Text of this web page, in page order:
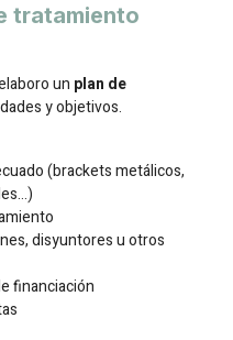
tratamiento
un plan de
y objetivos.
(brackets metálicos,
disyuntores u otros
financiación